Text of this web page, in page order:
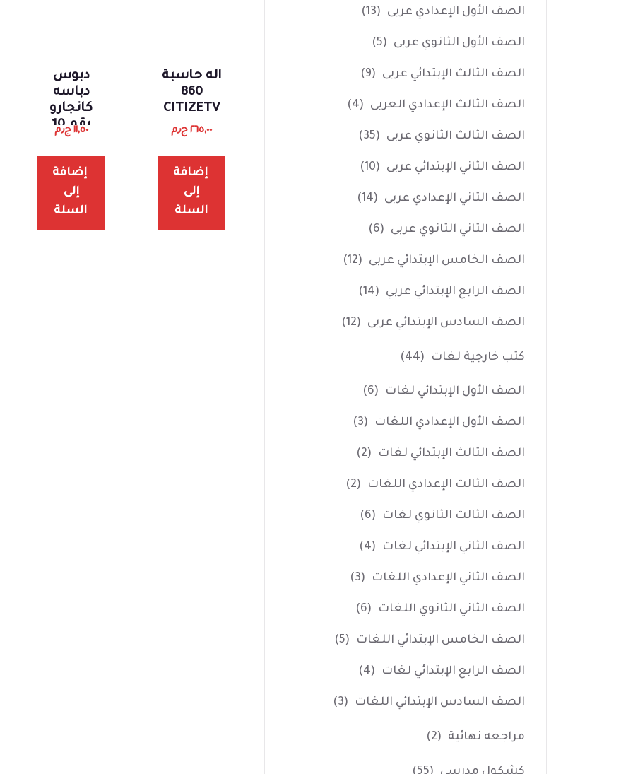
اله حاسبة
860
CITIZETV
٢٦٥,٠٠ ج٫م
إضافة
إلى
السلة
دبوس
دباسه
كانجارو
رقم 10
١١,٥٠ ج٫م
إضافة
إلى
السلة
الصف الأول الإعدادي عربى (13)
الصف الأول الثانوي عربى (5)
الصف الثالث الإبتدائي عربى (9)
الصف الثالث الإعدادي العربى (4)
الصف الثالث الثانوي عربى (35)
الصف الثاني الإبتدائي عربى (10)
الصف الثاني الإعدادي عربى (14)
الصف الثاني الثانوي عربى (6)
الصف الخامس الإبتدائي عربى (12)
الصف الرابع الإبتدائي عربي (14)
الصف السادس الإبتدائي عربى (12)
كتب خارجية لغات (44)
الصف الأول الإبتدائي لغات (6)
الصف الأول الإعدادي اللغات (3)
الصف الثالث الإبتدائي لغات (2)
الصف الثالث الإعدادي اللغات (2)
الصف الثالث الثانوي لغات (6)
الصف الثاني الإبتدائي لغات (4)
الصف الثاني الإعدادي اللغات (3)
الصف الثاني الثانوي اللغات (6)
الصف الخامس الإبتدائي اللغات (5)
الصف الرابع الإبتدائي لغات (4)
الصف السادس الإبتدائي اللغات (3)
مراجعه نهائية (2)